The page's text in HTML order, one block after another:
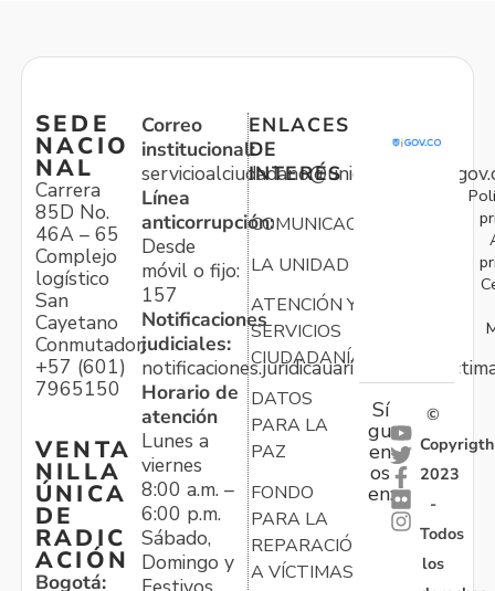
SEDE
NACIO
NAL
Carrera
85D No.
46A – 65
Complejo
logístico
San
Cayetano
Conmutador:
+57 (601)
7965150
VENTA
NILLA
ÚNICA
DE
RADIC
ACIÓN
Bogotá:
Correo
institucional:
Línea
anticorrupción:
Desde
móvil o fijo:
157
Notificaciones
judiciales:
Horario de
atención
Lunes a
viernes
8:00 a.m. –
6:00 p.m.
Sábado,
Domingo y
ENLACES
DE
INTERÉS
COMUNICACIONES
LA UNIDAD
ATENCIÓN Y
SERVICIOS
CIUDADANÍA
DATOS
PARA LA
PAZ
FONDO
PARA LA
REPARACIÓN
A VÍCTIMAS
Sí
gu
en
os
en:
©
Copyrigth
2023
-
Todos
los